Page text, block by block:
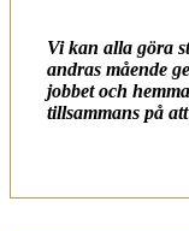
Vi kan alla göra
andras mående
jobbet och
tillsammans på